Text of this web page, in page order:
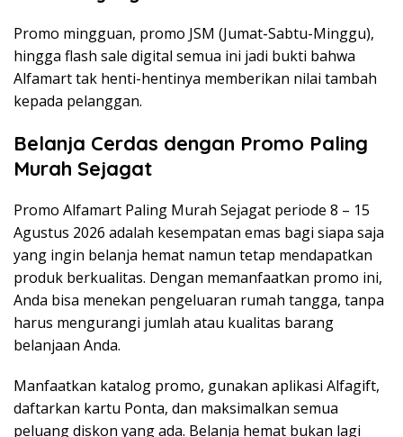
Promo mingguan, promo JSM (Jumat-Sabtu-Minggu),
hingga flash sale digital semua ini jadi bukti bahwa
Alfamart tak henti-hentinya memberikan nilai tambah
kepada pelanggan.
Belanja Cerdas dengan Promo Paling
Murah Sejagat
Promo Alfamart Paling Murah Sejagat periode 8 – 15
Agustus 2026 adalah kesempatan emas bagi siapa saja
yang ingin belanja hemat namun tetap mendapatkan
produk berkualitas. Dengan memanfaatkan promo ini,
Anda bisa menekan pengeluaran rumah tangga, tanpa
harus mengurangi jumlah atau kualitas barang
belanjaan Anda.
Manfaatkan katalog promo, gunakan aplikasi Alfagift,
daftarkan kartu Ponta, dan maksimalkan semua
peluang diskon yang ada. Belanja hemat bukan lagi